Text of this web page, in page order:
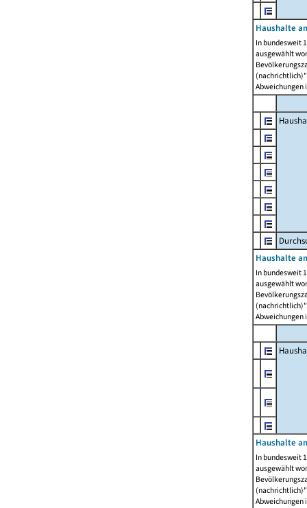
Haushalte
In bundesweit
ausgewählt
Abweichungen
Haushalte
In bundesweit
ausgewählt
Abweichungen
Haushalte
In bundesweit
ausgewählt
Abweichungen